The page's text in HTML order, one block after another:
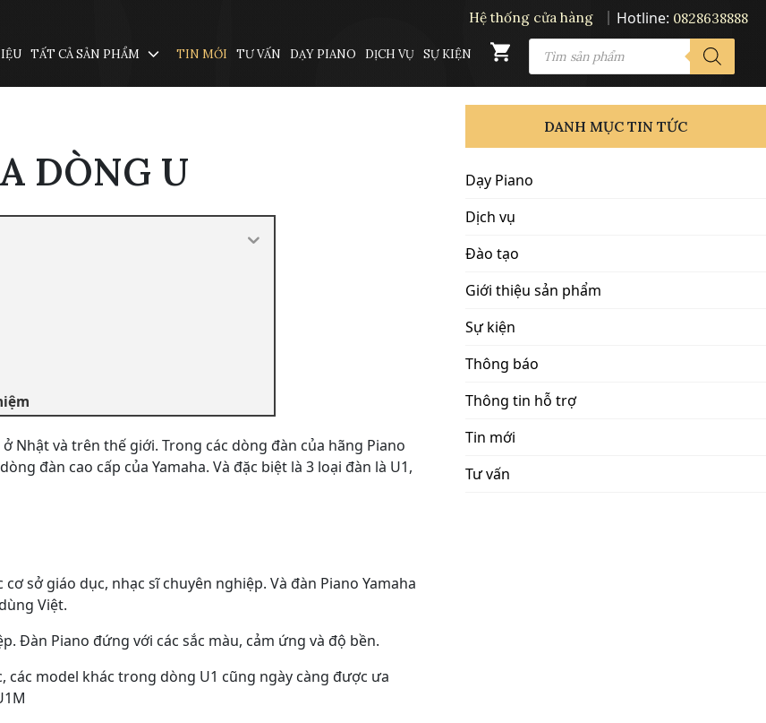
TẤT CẢ SẢN PHẨM TIN MỚI TƯ VẤN DẠY PIANO DỊCH VỤ SỰ KIỆN
PRODUCTS
SEARCH
Hệ thống cửa hàng Hotline: 0828638888
DÒNG U
Nhật và trên thế giới. Trong các dòng đàn của hãng Piano
đàn cao cấp của Yamaha. Và đặc biệt là 3 loại đàn là U1,
sở giáo dục, nhạc sĩ chuyên nghiệp. Và đàn Piano Yamaha
Việt.
Đàn Piano đứng với các sắc màu, cảm ứng và độ bền.
các model khác trong dòng U1 cũng ngày càng được ưa
DANH MỤC TIN TỨC
Dạy Piano
Dịch vụ
Đào tạo
Giới thiệu sản phẩm
Sự kiện
Thông báo
Thông tin hỗ trợ
Tin mới
Tư vấn